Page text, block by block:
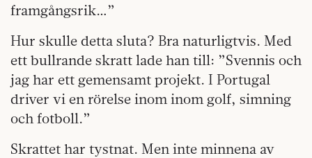
framgångsrik…”
Hur skulle detta sluta? Bra naturligtvis. Med
ett bullrande skratt lade han till: ”Svennis och
jag har ett gemensamt projekt. I Portugal
driver vi en rörelse inom inom golf, simning
och fotboll.”
Skrattet har tystnat. Men inte minnena av